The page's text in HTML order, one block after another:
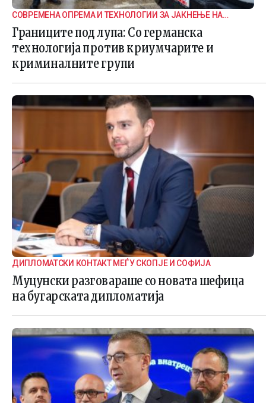
СОВРЕМЕНА ОПРЕМА И ТЕХНОЛОГИИ ЗА ЈАКНЕЊЕ НА
ГРАНИЧНАТА БЕЗБЕДНОСТ
Границите под лупа: Со германска
технологија против криумчарите и
криминалните групи
ДИПЛОМАТСКИ КОНТАКТ МЕЃУ СКОПЈЕ И СОФИЈА
Муцунски разговараше со новата шефица
на бугарската дипломатија